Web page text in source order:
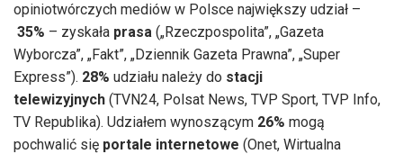
opiniotwórczych mediów w Polsce największy udział –
35% – zyskała prasa („Rzeczpospolita”, „Gazeta
Wyborcza”, „Fakt”, „Dziennik Gazeta Prawna”, „Super
Express”). 28% udziału należy do stacji
telewizyjnych (TVN24, Polsat News, TVP Sport, TVP Info,
TV Republika). Udziałem wynoszącym 26% mogą
pochwalić się portale internetowe (Onet, Wirtualna